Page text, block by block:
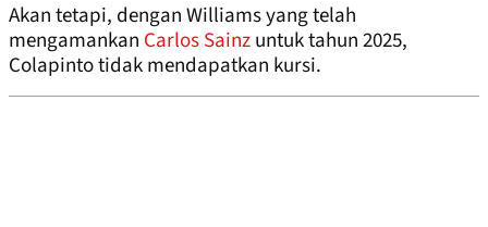
Akan tetapi, dengan Williams yang telah
mengamankan Carlos Sainzuntuk tahun 2025,
Colapinto tidak mendapatkan kursi.